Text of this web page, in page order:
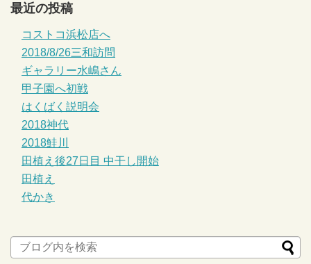
最近の投稿
コストコ浜松店へ
2018/8/26三和訪問
ギャラリー水嶋さん
甲子園へ初戦
はくばく説明会
2018神代
2018鮭川
田植え後27日目 中干し開始
田植え
代かき